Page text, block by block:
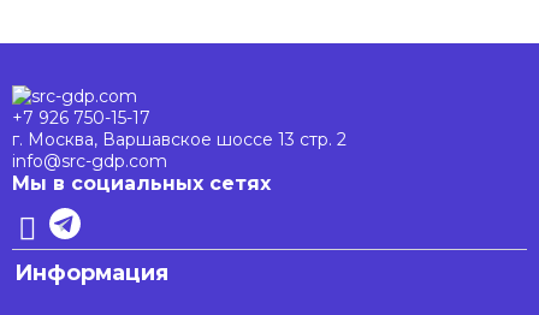
+7 926 750-15-17
г. Москва, Варшавское шоссе 13 стр. 2
info@src-gdp.com
Мы в социальных сетях
Информация